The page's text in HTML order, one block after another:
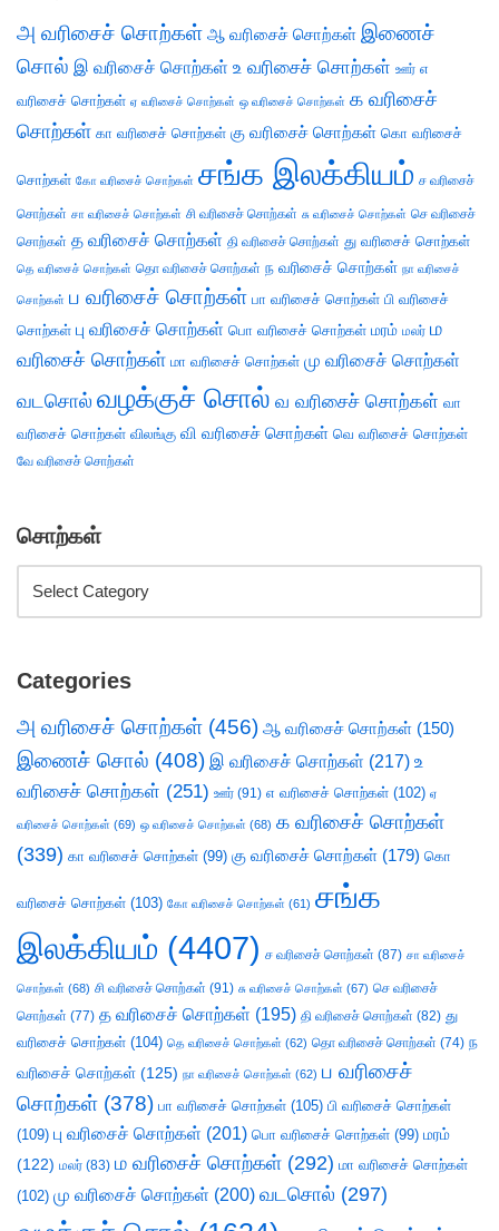
அ வரிசைச் சொற்கள் ஆ வரிசைச் சொற்கள் இணைச்
சொல் இ வரிசைச் சொற்கள் உ வரிசைச் சொற்கள் ஊர் எ
வரிசைச் சொற்கள் ஏ வரிசைச் சொற்கள் ஒ வரிசைச் சொற்கள் க வரிசைச்
சொற்கள் கா வரிசைச் சொற்கள் கு வரிசைச் சொற்கள் கொ வரிசைச்
சொற்கள் கோ வரிசைச் சொற்கள் சங்க இலக்கியம் ச வரிசைச்
சொற்கள் சா வரிசைச் சொற்கள் சி வரிசைச் சொற்கள் சு வரிசைச் சொற்கள் செ வரிசைச்
சொற்கள் த வரிசைச் சொற்கள் தி வரிசைச் சொற்கள் து வரிசைச் சொற்கள்
தெ வரிசைச் சொற்கள் தொ வரிசைச் சொற்கள் ந வரிசைச் சொற்கள் நா வரிசைச்
சொற்கள் ப வரிசைச் சொற்கள் பா வரிசைச் சொற்கள் பி வரிசைச்
சொற்கள் பு வரிசைச் சொற்கள் பொ வரிசைச் சொற்கள் மரம் மலர் ம
வரிசைச் சொற்கள் மா வரிசைச் சொற்கள் மு வரிசைச் சொற்கள்
வடசொல் வழக்குச் சொல் வ வரிசைச் சொற்கள் வா
வரிசைச் சொற்கள் விலங்கு வி வரிசைச் சொற்கள் வெ வரிசைச் சொற்கள்
வே வரிசைச் சொற்கள்
சொற்கள்
Categories
அ வரிசைச் சொற்கள் (456) ஆ வரிசைச் சொற்கள் (150)
இணைச் சொல் (408) இ வரிசைச் சொற்கள் (217) உ
வரிசைச் சொற்கள் (251) ஊர் (91) எ வரிசைச் சொற்கள் (102) ஏ
வரிசைச் சொற்கள் (69) ஒ வரிசைச் சொற்கள் (68) க வரிசைச் சொற்கள்
(339) கா வரிசைச் சொற்கள் (99) கு வரிசைச் சொற்கள் (179) கொ
வரிசைச் சொற்கள் (103) கோ வரிசைச் சொற்கள் (61) சங்க
இலக்கியம் (4407) ச வரிசைச் சொற்கள் (87) சா வரிசைச்
சொற்கள் (68) சி வரிசைச் சொற்கள் (91) சு வரிசைச் சொற்கள் (67) செ வரிசைச்
சொற்கள் (77) த வரிசைச் சொற்கள் (195) தி வரிசைச் சொற்கள் (82) து
வரிசைச் சொற்கள் (104) தெ வரிசைச் சொற்கள் (62) தொ வரிசைச் சொற்கள் (74) ந
வரிசைச் சொற்கள் (125) நா வரிசைச் சொற்கள் (62) ப வரிசைச்
சொற்கள் (378) பா வரிசைச் சொற்கள் (105) பி வரிசைச் சொற்கள்
(109) பு வரிசைச் சொற்கள் (201) பொ வரிசைச் சொற்கள் (99) மரம்
(122) மலர் (83) ம வரிசைச் சொற்கள் (292) மா வரிசைச் சொற்கள்
(102) மு வரிசைச் சொற்கள் (200) வடசொல் (297)